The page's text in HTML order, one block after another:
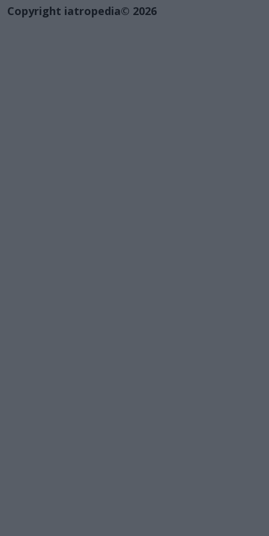
Copyright iatropedia© 2026